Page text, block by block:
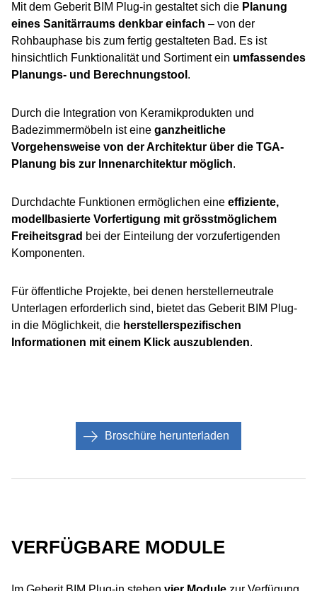
Mit dem Geberit BIM Plug-in gestaltet sich die Planung
eines Sanitärraums denkbar einfach – von der
Rohbauphase bis zum fertig gestalteten Bad. Es ist
hinsichtlich Funktionalität und Sortiment ein umfassendes
Planungs- und Berechnungstool .
Durch die Integration von Keramikprodukten und
Badezimmermöbeln ist eine ganzheitliche
Vorgehensweise von der Architektur über die TGA-
Planung bis zur Innenarchitektur möglich.
Durchdachte Funktionen ermöglichen eine effiziente,
modellbasierte Vorfertigung mit grösstmöglichem
Freiheitsgrad bei der Einteilung der vorzufertigenden
Komponenten.
Für öffentliche Projekte, bei denen herstellerneutrale
Unterlagen erforderlich sind, bietet das Geberit BIM Plug-
in die Möglichkeit, die herstellerspezifischen
Informationen mit einem Klick auszublenden.
Broschüre herunterladen
VERFÜGBARE MODULE